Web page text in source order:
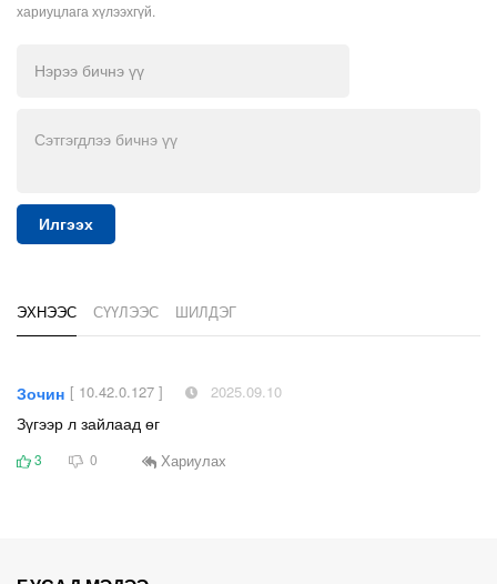
хариуцлага хүлээхгүй.
Илгээх
ЭХНЭЭС СҮҮЛЭЭС ШИЛДЭГ
Зочин [ 10.42.0.127 ] 2025.09.10
Зүгээр л зайлаад өг
3 0 Хариулах